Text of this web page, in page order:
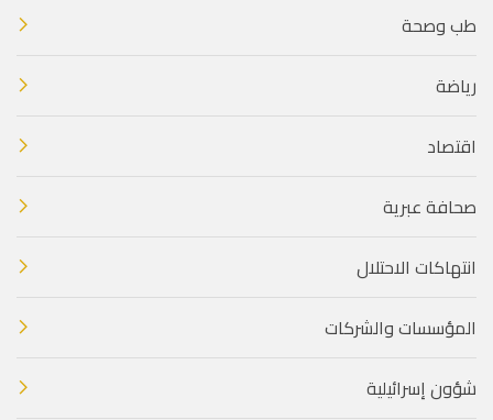
طب وصحة
رياضة
اقتصاد
صحافة عبرية
انتهاكات الاحتلال
المؤسسات والشركات
شؤون إسرائيلية